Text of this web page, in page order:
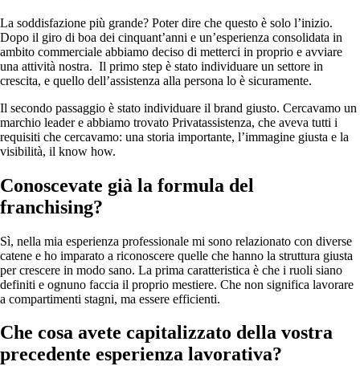
La soddisfazione più grande? Poter dire che questo è solo l’inizio.
Dopo il giro di boa dei cinquant’anni e un’esperienza consolidata in
ambito commerciale abbiamo deciso di metterci in proprio e avviare
una attività nostra. Il primo step è stato individuare un settore in
crescita, e quello dell’assistenza alla persona lo è sicuramente.
Il secondo passaggio è stato individuare il brand giusto. Cercavamo un
marchio leader e abbiamo trovato Privatassistenza, che aveva tutti i
requisiti che cercavamo: una storia importante, l’immagine giusta e la
visibilità, il know how.
Conoscevate già la formula del
franchising?
Sì, nella mia esperienza professionale mi sono relazionato con diverse
catene e ho imparato a riconoscere quelle che hanno la struttura giusta
per crescere in modo sano. La prima caratteristica è che i ruoli siano
definiti e ognuno faccia il proprio mestiere. Che non significa lavorare
a compartimenti stagni, ma essere efficienti.
Che cosa avete capitalizzato della vostra
precedente esperienza lavorativa?